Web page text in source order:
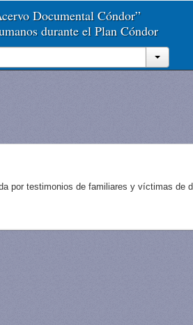
Documental Cóndor”
durante el Plan Cóndor
por testimonios de familiares y víctimas de